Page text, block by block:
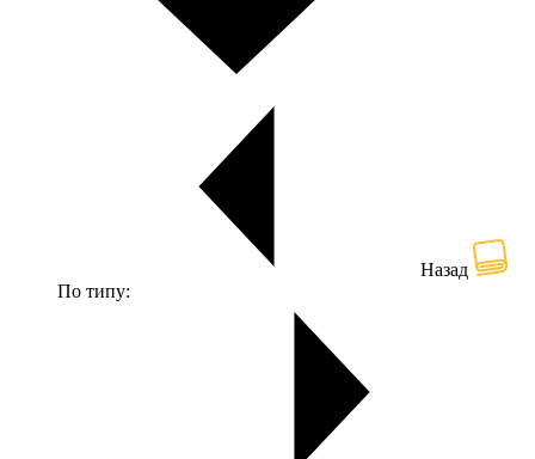
Назад
По типу: